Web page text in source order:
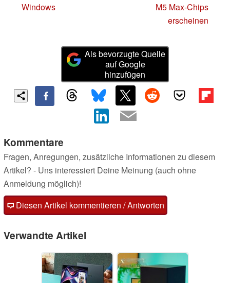
Windows
M5 Max-Chips
erscheinen
Als bevorzugte Quelle
auf Google
hinzufügen
Kommentare
Fragen, Anregungen, zusätzliche Informationen zu diesem
Artikel? - Uns interessiert Deine Meinung (auch ohne
Anmeldung möglich)!
Diesen Artikel kommentieren / Antworten
Verwandte Artikel